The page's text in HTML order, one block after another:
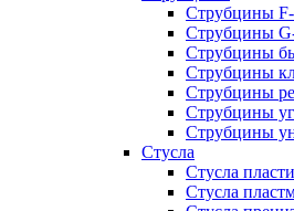
Струбцины
Струбцины
Струбцины
Струбцины
Струбцины
Струбцины
Струбцины
Стусла
Стусла
Стусла